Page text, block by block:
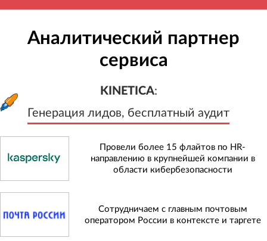
Аналитический партнер
сервиса
KINETICA:
Генерация лидов, бесплатный аудит
Генерация лидов, бесплатный
Провели более 15 флайтов по HR-
направлению в крупнейшей компании в
области кибербезопасности
Сотрудничаем с главным почтовым
оператором России в контексте и таргете